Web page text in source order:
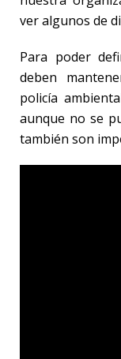
ver algunos de
Para poder
deben
policía
aunque no se
también son